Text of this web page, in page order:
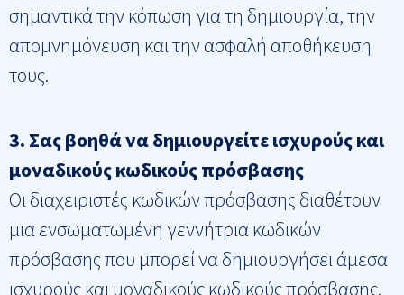
σημαντικά την κόπωση για τη δημιουργία, την
απομνημόνευση και την ασφαλή αποθήκευση
τους.
3. Σας βοηθά να δημιουργείτε ισχυρούς και
μοναδικούς κωδικούς πρόσβασης
Οι διαχειριστές κωδικών πρόσβασης διαθέτουν
μια ενσωματωμένη γεννήτρια κωδικών
πρόσβασης που μπορεί να δημιουργήσει άμεσα
ισχυρούς και μοναδικούς κωδικούς πρόσβασης.